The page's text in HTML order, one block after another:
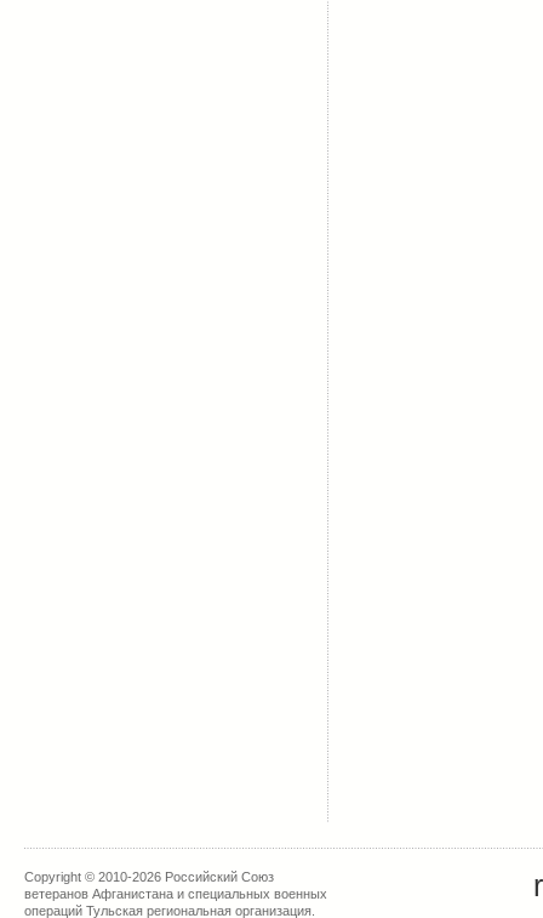
Copyright © 2010-2026 Российский Союз
ветеранов Афганистана и специальных военных
операций Тульская региональная организация.